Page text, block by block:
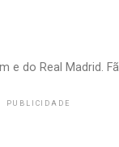
e do Real Madrid.
PUBLICIDADE